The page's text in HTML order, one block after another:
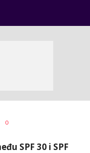
0
SPF 30 i SPF